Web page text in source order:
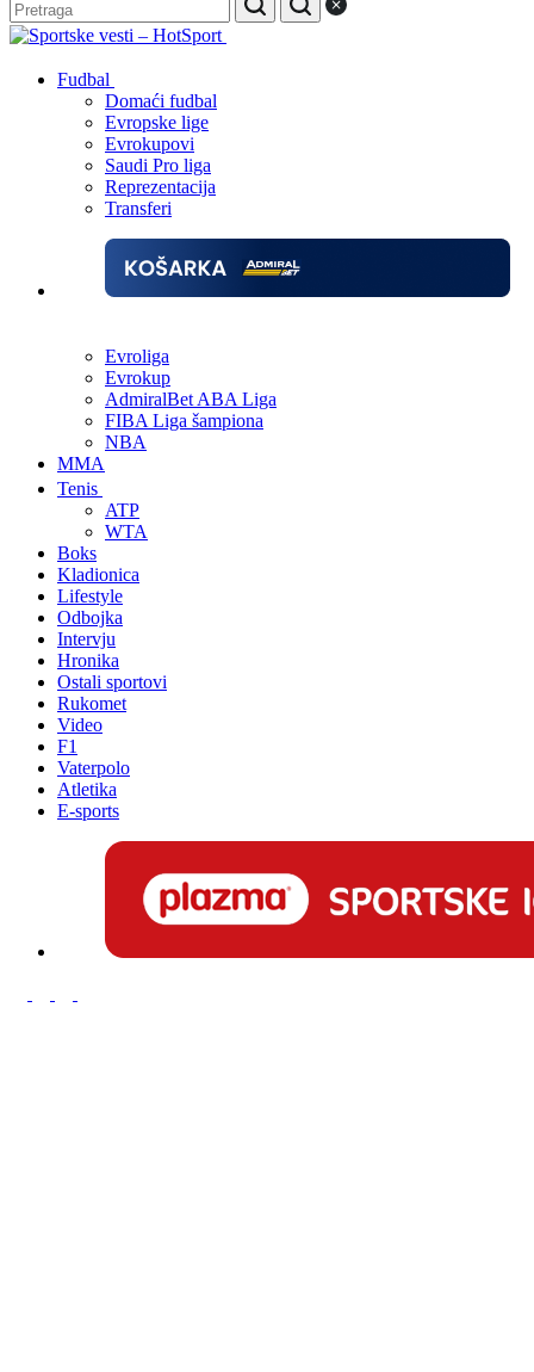
Fudbal
Domaći fudbal
Evropske lige
Evrokupovi
Saudi Pro liga
Reprezentacija
Transferi
Evroliga
Evrokup
AdmiralBet ABA Liga
FIBA Liga šampiona
NBA
MMA
Tenis
ATP
WTA
Boks
Kladionica
Lifestyle
Odbojka
Intervju
Hronika
Ostali sportovi
Rukomet
Video
F1
Vaterpolo
Atletika
E-sports